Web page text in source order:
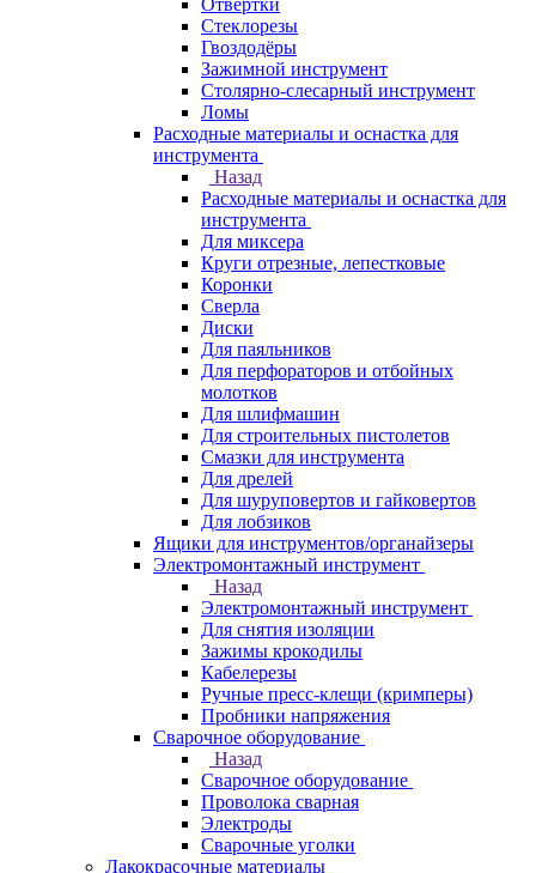
Отвёртки
Стеклорезы
Гвоздодёры
Зажимной инструмент
Столярно-слесарный инструмент
Ломы
Расходные материалы и оснастка для
инструмента
Назад
Расходные материалы и оснастка для
инструмента
Для миксера
Круги отрезные, лепестковые
Коронки
Сверла
Диски
Для паяльников
Для перфораторов и отбойных
молотков
Для шлифмашин
Для строительных пистолетов
Смазки для инструмента
Для дрелей
Для шуруповертов и гайковертов
Для лобзиков
Ящики для инструментов/органайзеры
Электромонтажный инструмент
Назад
Электромонтажный инструмент
Для снятия изоляции
Зажимы крокодилы
Кабелерезы
Ручные пресс-клещи (кримперы)
Пробники напряжения
Сварочное оборудование
Назад
Сварочное оборудование
Проволока сварная
Электроды
Сварочные уголки
Лакокрасочные материалы